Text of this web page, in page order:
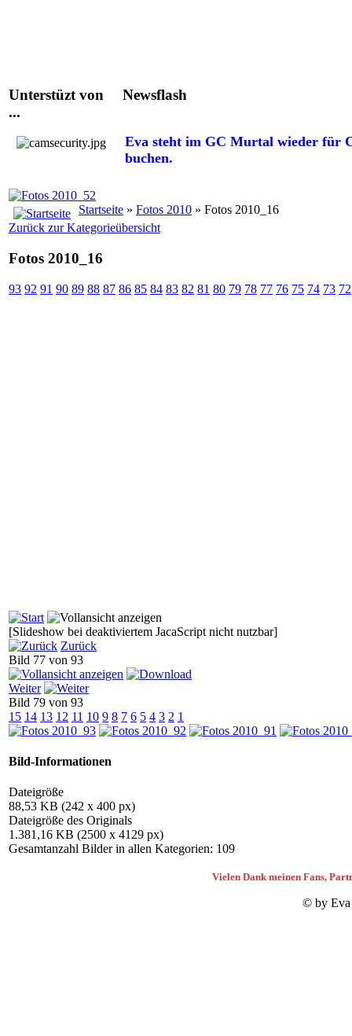
Unterstüzt von
...
Newsflash
Eva steht im GC Murtal wieder für
buchen.
Startseite » Fotos 2010 » Fotos 2010_16
Zurück zur Kategorieübersicht
Fotos 2010_16
93 92 91 90 89 88 87 86 85 84 83 82 81 80 79 78 77 76 75 74 73 72
[Slideshow bei deaktiviertem JacaScript nicht nutzbar]
Zurück
Bild 77 von 93
Weiter
Bild 79 von 93
15 14 13 12 11 10 9 8 7 6 5 4 3 2 1
Bild-Informationen
Dateigröße
88,53 KB (242 x 400 px)
Dateigröße des Originals
1.381,16 KB (2500 x 4129 px)
Gesamtanzahl Bilder in allen Kategorien: 109
Vielen Dank meinen Fans,
© by Eva